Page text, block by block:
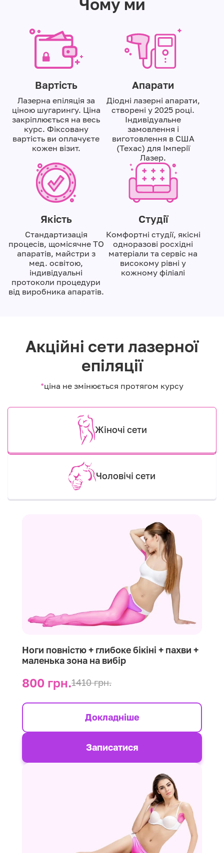
Чому ми
Вартicть
Лазерна епіляція за
ціною шугарингу. Ціна
закріплюється на весь
курс. Фіксовану
вартість ви оплачуєте
кожен візит.
Апарати
Діодні лазерні апарати,
створені у 2025 році.
Індивідуальне
замовлення і
виготовлення в США
(Техас) для Імперії
Лазер.
Якiсть
Cтандартизація
процесів, щомісячне ТО
апаратів, майстри з
мед. освітою,
індивідуальні
протоколи процедури
від виробника апаратів.
Студії
Комфортні студії, якісні
одноразові росхідні
матеріали та сервіс на
високому рівні у
кожному філіалі
Акційні сети лазерної
епіляції
*ціна не змінюється протягом курсу
Жіночі сети
Чоловічі сети
Ноги повністю + глибоке бікіні + пахви +
маленька зона на вибір
800 грн.1410 грн.
Докладніше
Записатися